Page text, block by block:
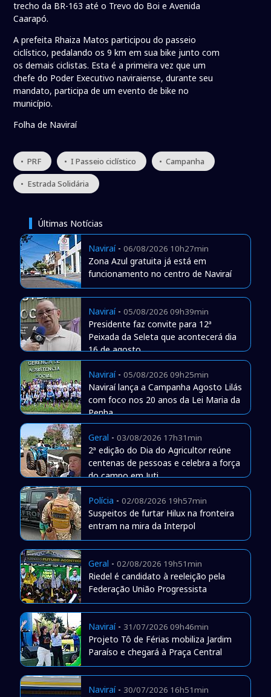
trecho da BR-163 até o Trevo do Boi e Avenida
Caarapó.
A prefeita Rhaiza Matos participou do passeio
ciclístico, pedalando os 9 km em sua bike junto com
os demais ciclistas. Esta é a primeira vez que um
chefe do Poder Executivo naviraiense, durante seu
mandato, participa de um evento de bike no
município.
Folha de Naviraí
• PRF • I Passeio ciclístico • Campanha
• Estrada Solidária
Últimas Notícias
Naviraí- 06/08/2026 10h27min
Zona Azul gratuita já está em
funcionamento no centro de Naviraí
Naviraí- 05/08/2026 09h39min
Presidente faz convite para 12ª
Peixada da Seleta que acontecerá dia
16 de agosto
Naviraí- 05/08/2026 09h25min
Naviraí lança a Campanha Agosto Lilás
com foco nos 20 anos da Lei Maria da
Penha
Geral - 03/08/2026 17h31min
2ª edição do Dia do Agricultor reúne
centenas de pessoas e celebra a força
do campo em Juti
Polícia - 02/08/2026 19h57min
Suspeitos de furtar Hilux na fronteira
entram na mira da Interpol
Geral - 02/08/2026 19h51min
Riedel é candidato à reeleição pela
Federação União Progressista
Naviraí- 31/07/2026 09h46min
Projeto Tô de Férias mobiliza Jardim
Paraíso e chegará à Praça Central
Naviraí- 30/07/2026 16h51min